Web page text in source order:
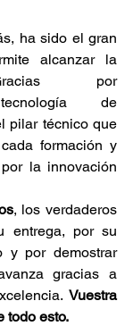
ha sido el gran
alcanzar la
por
de
pilar técnico que
formación y
la innovación
, los verdaderos
entrega, por su
y por demostrar
gracias a
Vuestra
todo esto.